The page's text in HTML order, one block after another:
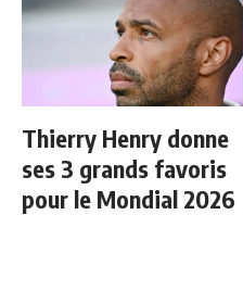
Thierry Henry donne
ses 3 grands favoris
pour le Mondial 2026